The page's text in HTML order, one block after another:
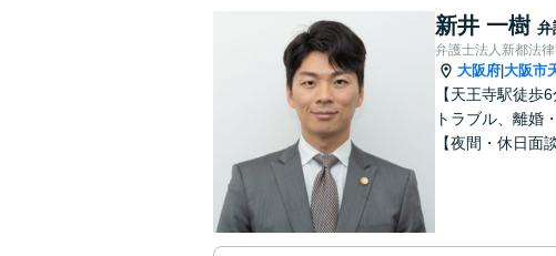
新井 一樹 弁
弁護士法人新都法
大阪府 大阪市
【天王寺駅徒
トラブル、離婚
【夜間・休日面